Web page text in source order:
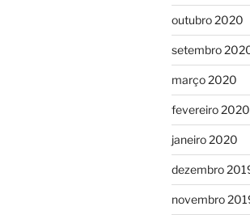
outubro 2020
setembro
março 2020
fevereiro 2020
janeiro 2020
dezembro
novembro